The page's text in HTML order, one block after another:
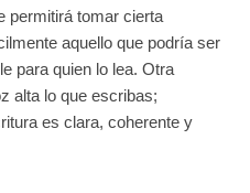
permitirá tomar cierta
aquello que podría ser
para quien lo lea. Otra
alta lo que escribas;
es clara, coherente y